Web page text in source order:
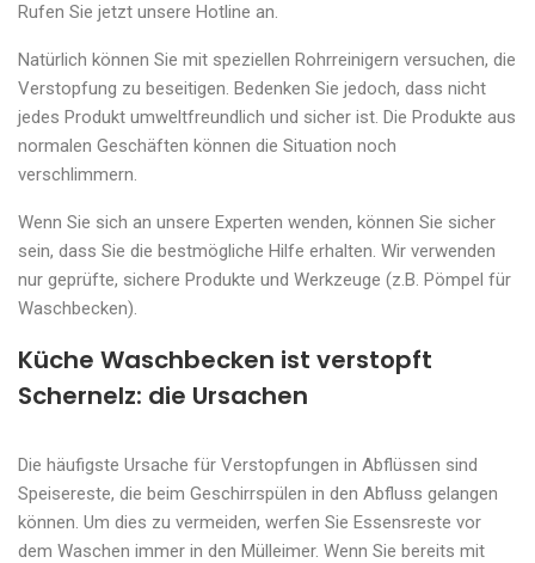
Rufen Sie jetzt unsere Hotline an.
Natürlich können Sie mit speziellen Rohrreinigern versuchen, die
Verstopfung zu beseitigen. Bedenken Sie jedoch, dass nicht
jedes Produkt umweltfreundlich und sicher ist. Die Produkte aus
normalen Geschäften können die Situation noch
verschlimmern.
Wenn Sie sich an unsere Experten wenden, können Sie sicher
sein, dass Sie die bestmögliche Hilfe erhalten. Wir verwenden
nur geprüfte, sichere Produkte und Werkzeuge (z.B. Pömpel für
Waschbecken).
Küche Waschbecken ist verstopft
Schernelz: die Ursachen
Die häufigste Ursache für Verstopfungen in Abflüssen sind
Speisereste, die beim Geschirrspülen in den Abfluss gelangen
können. Um dies zu vermeiden, werfen Sie Essensreste vor
dem Waschen immer in den Mülleimer. Wenn Sie bereits mit